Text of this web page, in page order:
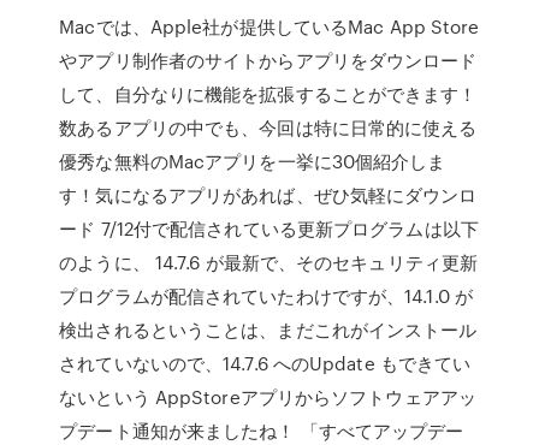
Macでは、Apple社が提供しているMac App Store
やアプリ制作者のサイトからアプリをダウンロード
して、自分なりに機能を拡張することができます！
数あるアプリの中でも、今回は特に日常的に使える
優秀な無料のMacアプリを一挙に30個紹介しま
す！気になるアプリがあれば、ぜひ気軽にダウンロ
ード 7/12付で配信されている更新プログラムは以下
のように、 14.7.6 が最新で、そのセキュリティ更新
プログラムが配信されていたわけですが、14.1.0 が
検出されるということは、まだこれがインストール
されていないので、14.7.6 へのUpdate もできてい
ないという AppStoreアプリからソフトウェアアッ
プデート通知が来ましたね！ 「すべてアップデー